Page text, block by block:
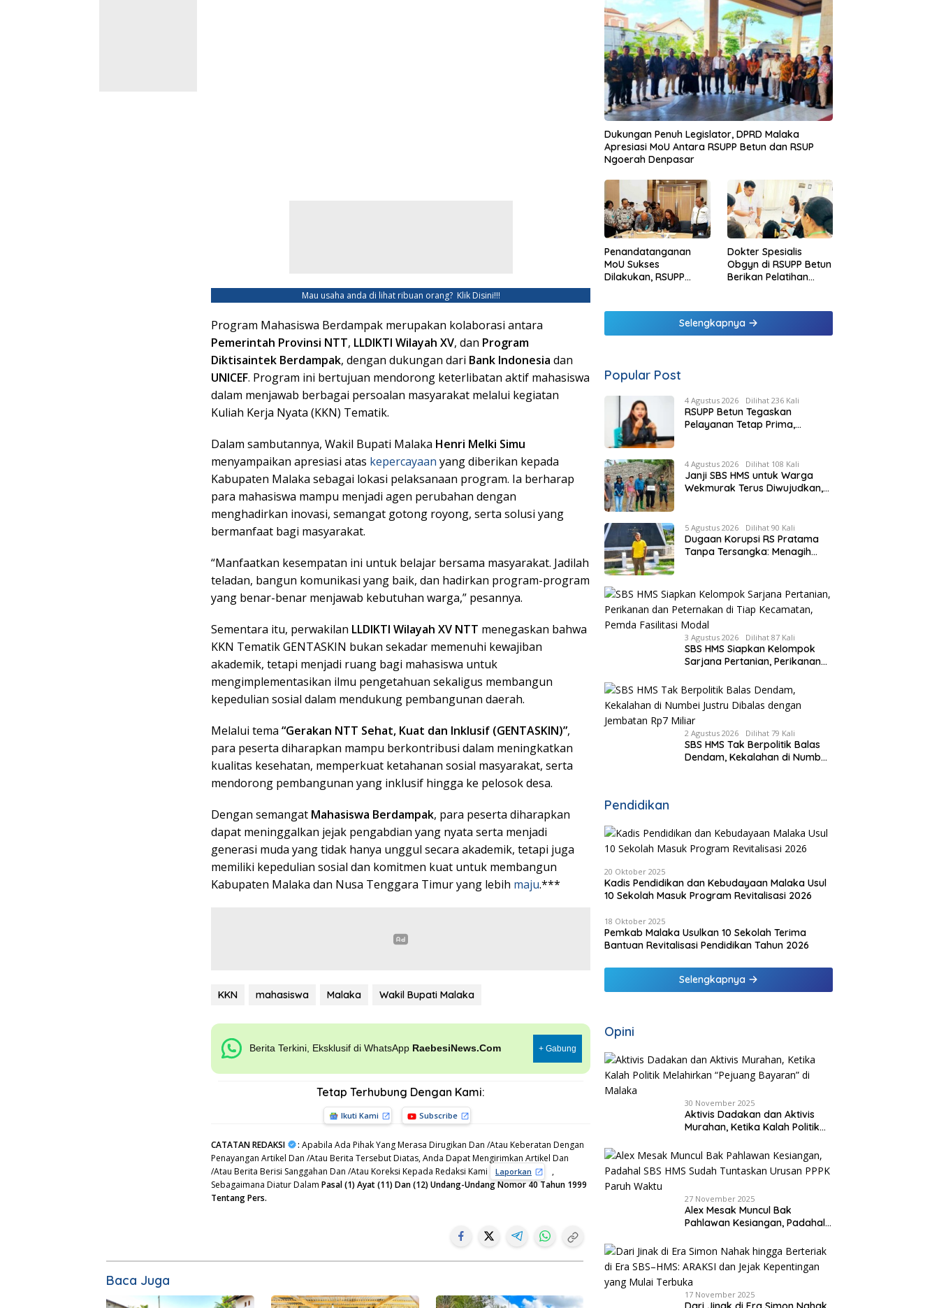
Mau usaha anda di lihat ribuan orang?Klik Disini!!!
Program Mahasiswa Berdampak merupakan kolaborasi antara
Pemerintah Provinsi NTT, LLDIKTI Wilayah XV, dan Program
Diktisaintek Berdampak, dengan dukungan dari Bank Indonesia dan
UNICEF. Program ini bertujuan mendorong keterlibatan aktif mahasiswa
dalam menjawab berbagai persoalan masyarakat melalui kegiatan
Kuliah Kerja Nyata (KKN) Tematik.
Dalam sambutannya, Wakil Bupati Malaka Henri Melki Simu
menyampaikan apresiasi atas kepercayaan yang diberikan kepada
Kabupaten Malaka sebagai lokasi pelaksanaan program. Ia berharap
para mahasiswa mampu menjadi agen perubahan dengan
menghadirkan inovasi, semangat gotong royong, serta solusi yang
bermanfaat bagi masyarakat.
“Manfaatkan kesempatan ini untuk belajar bersama masyarakat. Jadilah
teladan, bangun komunikasi yang baik, dan hadirkan program-program
yang benar-benar menjawab kebutuhan warga,” pesannya.
Sementara itu, perwakilan LLDIKTI Wilayah XV NTT menegaskan bahwa
KKN Tematik GENTASKIN bukan sekadar memenuhi kewajiban
akademik, tetapi menjadi ruang bagi mahasiswa untuk
mengimplementasikan ilmu pengetahuan sekaligus membangun
kepedulian sosial dalam mendukung pembangunan daerah.
Melalui tema “Gerakan NTT Sehat, Kuat dan Inklusif (GENTASKIN)”,
para peserta diharapkan mampu berkontribusi dalam meningkatkan
kualitas kesehatan, memperkuat ketahanan sosial masyarakat, serta
mendorong pembangunan yang inklusif hingga ke pelosok desa.
Dengan semangat Mahasiswa Berdampak, para peserta diharapkan
dapat meninggalkan jejak pengabdian yang nyata serta menjadi
generasi muda yang tidak hanya unggul secara akademik, tetapi juga
memiliki kepedulian sosial dan komitmen kuat untuk membangun
Kabupaten Malaka dan Nusa Tenggara Timur yang lebih maju.***
KKN mahasiswa Malaka Wakil Bupati Malaka
Berita Terkini, Eksklusif di WhatsApp RaebesiNews.Com + Gabung
Tetap Terhubung Dengan Kami:
Ikuti Kami Subscribe
CATATAN REDAKSI : Apabila Ada Pihak Yang Merasa Dirugikan Dan /Atau Keberatan Dengan
Penayangan Artikel Dan /Atau Berita Tersebut Diatas, Anda Dapat Mengirimkan Artikel Dan
/Atau Berita Berisi Sanggahan Dan /Atau Koreksi Kepada Redaksi Kami
Laporkan
,
Sebagaimana Diatur Dalam Pasal (1) Ayat (11) Dan (12) Undang-Undang Nomor 40 Tahun 1999
Tentang Pers.
Baca Juga
Dukungan Penuh Legislator, DPRD Malaka
Apresiasi MoU Antara RSUPP Betun dan RSUP
Ngoerah Denpasar
Penandatanganan
MoU Sukses
Dilakukan, RSUPP
Ngoerah
Dokter Spesialis
Obgyn di RSUPP Betun
Berikan Pelatihan
Persalinan Bagi
Tenaga Kesehatan di
Selengkapnya
Popular Post
4 Agustus 2026 Dilihat 236 Kali
RSUPP Betun Tegaskan
Pelayanan Tetap Prima,
Penuhnya ICU RS Tujuan
4 Agustus 2026 Dilihat 108 Kali
Janji SBS HMS untuk Warga
Wekmurak Terus Diwujudkan,
Rp4,57 Miliar
5 Agustus 2026 Dilihat 90 Kali
Dugaan Korupsi RS Pratama
Tanpa Tersangka: Menagih
3 Agustus 2026 Dilihat 87 Kali
SBS HMS Siapkan Kelompok
Sarjana Pertanian, Perikanan
Kecamatan, Pemda Fasilitasi
Modal
2 Agustus 2026 Dilihat 79 Kali
SBS HMS Tak Berpolitik Balas
Dendam, Kekalahan di Numbei
Pendidikan
20 Oktober 2025
Kadis Pendidikan dan Kebudayaan Malaka Usul
10 Sekolah Masuk Program Revitalisasi 2026
18 Oktober 2025
Pemkab Malaka Usulkan 10 Sekolah Terima
Bantuan Revitalisasi Pendidikan Tahun 2026
Selengkapnya
Opini
30 November 2025
Aktivis Dadakan dan Aktivis
Murahan, Ketika Kalah Politik
di Malaka
27 November 2025
Alex Mesak Muncul Bak
Pahlawan Kesiangan, Padahal
Urusan PPPK Paruh Waktu
17 November 2025